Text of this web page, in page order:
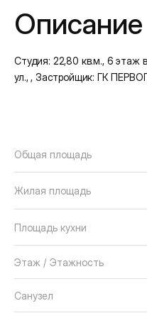
Описание
Студия: 22,80 кв.м., 6 этаж
ул., , Застройщик: ГК
Общая площадь
Жилая площадь
Площадь кухни
Этаж / Этажность
Санузел